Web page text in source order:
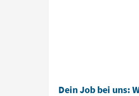
Dein Job bei uns: